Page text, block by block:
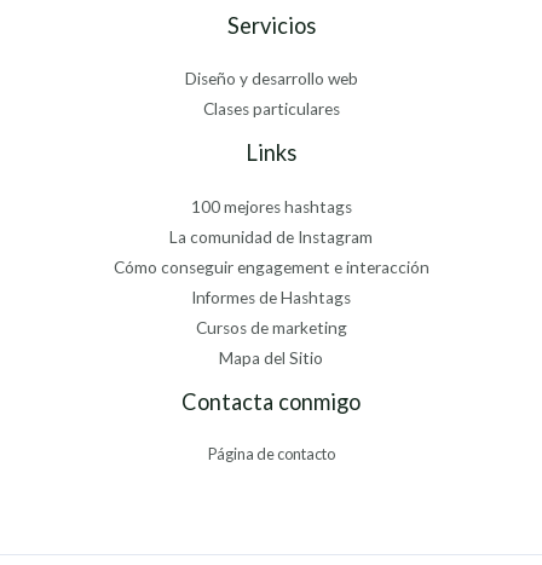
Servicios
Diseño y desarrollo web
Clases particulares
Links
100 mejores hashtags
La comunidad de Instagram
Cómo conseguir engagement e interacción
Informes de Hashtags
Cursos de marketing
Mapa del Sitio
Contacta conmigo
Página de contacto